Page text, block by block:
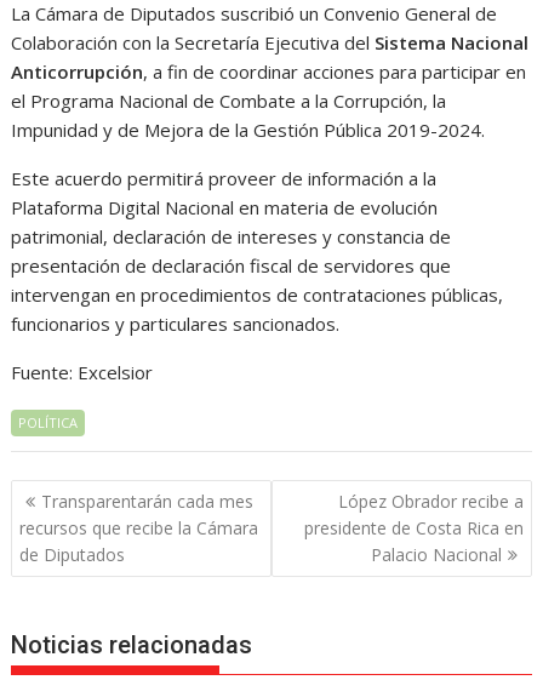
La Cámara de Diputados suscribió un Convenio General de
Colaboración con la Secretaría Ejecutiva del Sistema Nacional
Anticorrupción, a fin de coordinar acciones para participar en
el Programa Nacional de Combate a la Corrupción, la
Impunidad y de Mejora de la Gestión Pública 2019-2024.
Este acuerdo permitirá proveer de información a la
Plataforma Digital Nacional en materia de evolución
patrimonial, declaración de intereses y constancia de
presentación de declaración fiscal de servidores que
intervengan en procedimientos de contrataciones públicas,
funcionarios y particulares sancionados.
Fuente: Excelsior
POLÍTICA
Navegación
de
entradas
Transparentarán cada mes
recursos que recibe la Cámara
de Diputados
López Obrador recibe a
presidente de Costa Rica en
Palacio Nacional
Noticias relacionadas